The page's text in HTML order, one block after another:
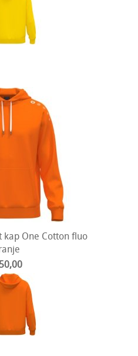
kap One Cotton fluo